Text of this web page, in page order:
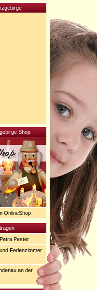
Shop
OnlineShop
Pester
Ferienzimmer
an der